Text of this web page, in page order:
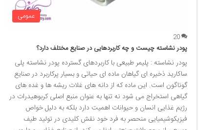
عمومی
20
پودر نشاسته چیست و چه کاربردهایی در صنایع مختلف دارد؟
پودر نشاسته : پلیمر طبیعی با کاربردهای گسترده پودر نشاسته پلی
ساکارید ذخیره ای گیاهان ماده ای حیاتی و بسیار پرکاربرد در صنایع
گوناگون است. این ماده که از دانه های غلات ریشه ها و غده های
گیاهی استخراج می شود نه تنها به عنوان منبع اصلی کربوهیدرات در
رژیم غذایی انسان و حیوانات اهمیت دارد بلکه به دلیل خواص
فیزیکوشیمیایی منحصر به فرد خود نقش کلیدی در تولید طیف